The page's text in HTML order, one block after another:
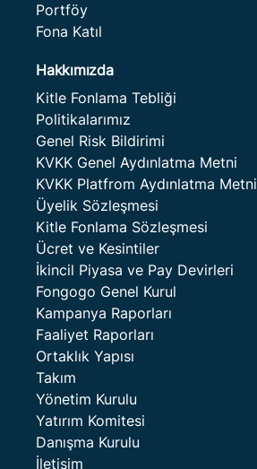
Portföy
Fona Katıl
Hakkımızda
Kitle Fonlama Tebliği
Politikalarımız
Genel Risk Bildirimi
KVKK Genel Aydınlatma Metni
KVKK Platfrom Aydınlatma Metni
Üyelik Sözleşmesi
Kitle Fonlama Sözleşmesi
Ücret ve Kesintiler
İkincil Piyasa ve Pay Devirleri
Fongogo Genel Kurul
Kampanya Raporları
Faaliyet Raporları
Ortaklık Yapısı
Takım
Yönetim Kurulu
Yatırım Komitesi
Danışma Kurulu
İletişim